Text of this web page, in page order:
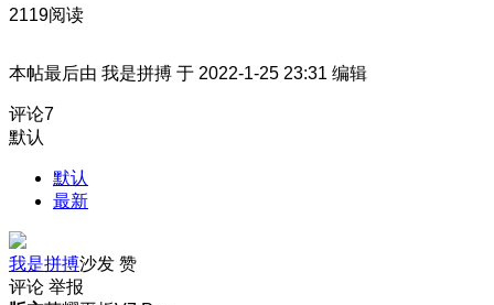
2119阅读
本帖最后由 我是拼搏 于 2022-1-25 23:31 编辑
评论7
默认
默认
最新
我是拼搏沙发 赞
评论 举报